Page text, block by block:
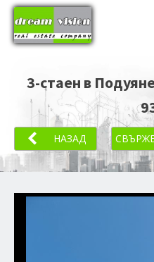
3-стаен в
НАЗАД